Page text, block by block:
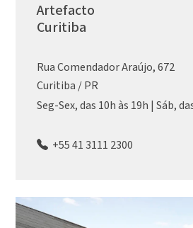
Artefacto
Curitiba
Rua Comendador Araújo, 672
Curitiba / PR
Seg-Sex, das 10h às 19h | Sáb,
+55 41 3111 2300